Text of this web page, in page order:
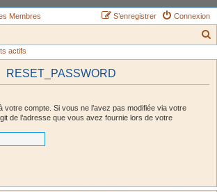
Membres Connexion
S’enregistrer
actifs
RESET_PASSWORD
votre compte. Si vous ne l’avez pas modifiée via votre
de l’adresse que vous avez fournie lors de votre